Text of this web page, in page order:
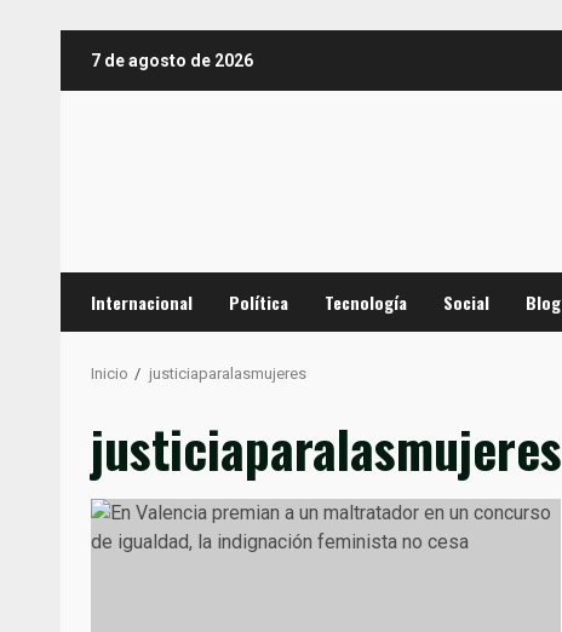
7 de agosto de 2026
Internacional Política Tecnología Social Blog
Inicio justiciaparalasmujeres
justiciaparalasmujeres